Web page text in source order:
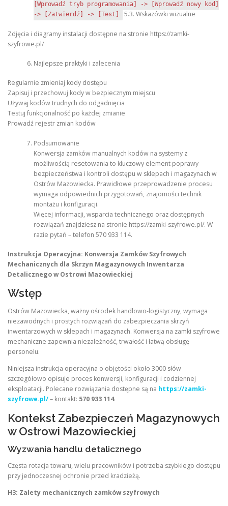
[Wprowadź tryb programowania] -> [Wprowadź nowy kod]
-> [Zatwierdź] -> [Test]
5.3. Wskazówki wizualne
Zdjęcia i diagramy instalacji dostępne na stronie https://zamki-
szyfrowe.pl/
Najlepsze praktyki i zalecenia
Regularnie zmieniaj kody dostępu
Zapisuj i przechowuj kody w bezpiecznym miejscu
Używaj kodów trudnych do odgadnięcia
Testuj funkcjonalność po każdej zmianie
Prowadź rejestr zmian kodów
Podsumowanie
Konwersja zamków manualnych kodów na systemy z
możliwością resetowania to kluczowy element poprawy
bezpieczeństwa i kontroli dostępu w sklepach i magazynach w
Ostrów Mazowiecka. Prawidłowe przeprowadzenie procesu
wymaga odpowiednich przygotowań, znajomości technik
montażu i konfiguracji.
Więcej informacji, wsparcia technicznego oraz dostępnych
rozwiązań znajdziesz na stronie https://zamki-szyfrowe.pl/. W
razie pytań – telefon 570 933 114.
Instrukcja Operacyjna: Konwersja Zamków Szyfrowych
Mechanicznych dla Skrzyn Magazynowych Inwentarza
Detalicznego w Ostrowi Mazowieckiej
Wstęp
Ostrów Mazowiecka, ważny ośrodek handlowo-logistyczny, wymaga
niezawodnych i prostych rozwiązań do zabezpieczania skrzyń
inwentarzowych w sklepach i magazynach. Konwersja na zamki szyfrowe
mechaniczne zapewnia niezależność, trwałość i łatwą obsługę
personelu.
Niniejsza instrukcja operacyjna o objętości około 3000 słów
szczegółowo opisuje proces konwersji, konfiguracji i codziennej
eksploatacji. Polecane rozwiązania dostępne są na https://zamki-
szyfrowe.pl/– kontakt: 570 933 114.
Kontekst Zabezpieczeń Magazynowych
w Ostrowi Mazowieckiej
Wyzwania handlu detalicznego
Częsta rotacja towaru, wielu pracowników i potrzeba szybkiego dostępu
przy jednoczesnej ochronie przed kradzieżą.
H3: Zalety mechanicznych zamków szyfrowych